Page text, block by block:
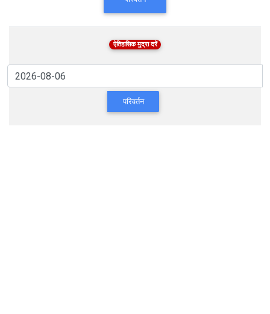
ऐतिहासिक मुद्रा दरें
परिवर्तन